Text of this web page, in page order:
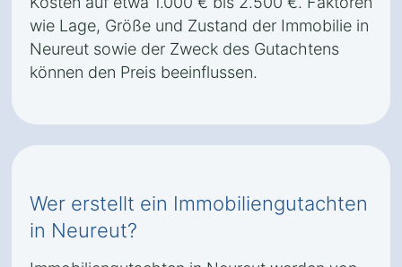
wie Lage, Größe und Zustand der Immobilie in
Neureut sowie der Zweck des Gutachtens
können den Preis beeinflussen.
Wer erstellt ein Immobiliengutachten
in Neureut?